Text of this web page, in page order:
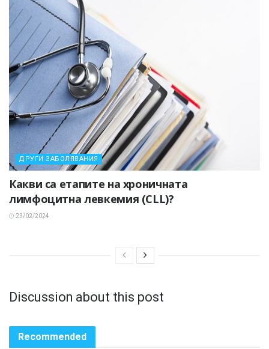
ДРУГИ ЗАБОЛЯВАНИЯ
Какви са етапите на хроничната
лимфоцитна левкемия (CLL)?
23/02/2024
Discussion about this post
Recommended